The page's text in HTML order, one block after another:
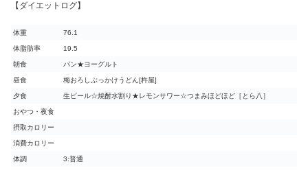
【ダイエットログ】
体重 76.1
体脂肪率 19.5
朝食 パン★ヨーグルト
昼食 梅おろしぶっかけうどん[杵屋]
夕食 生ビール☆焼酎水割り★レモンサワー☆つまみほどほど［とら八］
おやつ・夜食
摂取カロリー
消費カロリー
体調 3:普通